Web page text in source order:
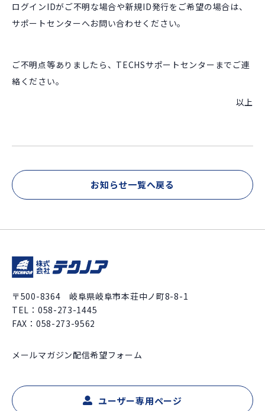
ログインIDがご不明な場合や新規ID発行をご希望の場合は、
サポートセンターへお問い合わせください。
ご不明点等ありましたら、TECHSサポートセンターまでご連
絡ください。
以上
お知らせ一覧へ戻る
〒500-8364 岐阜県岐阜市本荘中ノ町8-8-1
TEL： 058-273-1445
FAX：058-273-9562
メールマガジン配信希望フォーム
ユーザー専用ページ